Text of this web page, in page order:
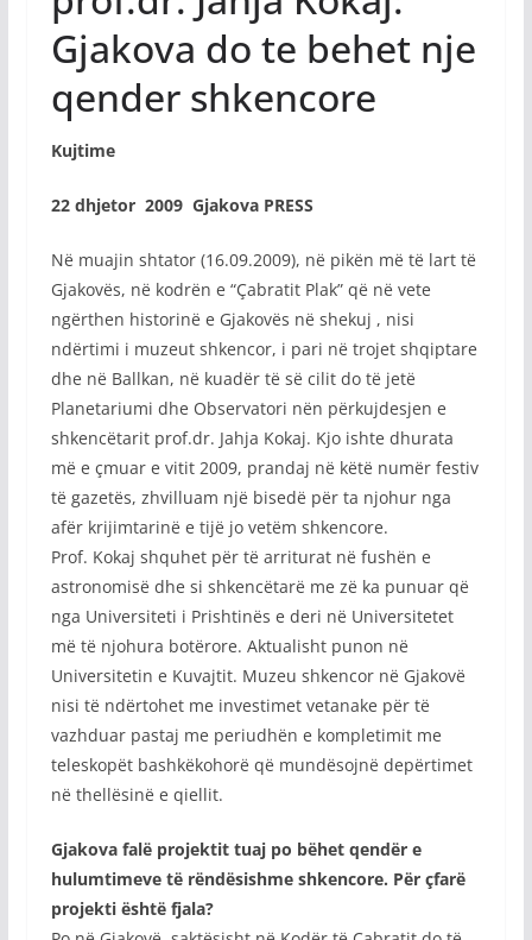
Gjakova do te behet nje
qender shkencore
Kujtime
22 dhjetor 2009 Gjakova PRESS
Në muajin shtator (16.09.2009), në pikën më të lart të
Gjakovës, në kodrën e “Çabratit Plak” që në vete
ngërthen historinë e Gjakovës në shekuj , nisi
ndërtimi i muzeut shkencor, i pari në trojet shqiptare
dhe në Ballkan, në kuadër të së cilit do të jetë
Planetariumi dhe Observatori nën përkujdesjen e
shkencëtarit prof.dr. Jahja Kokaj. Kjo ishte dhurata
më e çmuar e vitit 2009, prandaj në këtë numër festiv
të gazetës, zhvilluam një bisedë për ta njohur nga
afër krijimtarinë e tijë jo vetëm shkencore.
Prof. Kokaj shquhet për të arriturat në fushën e
astronomisë dhe si shkencëtarë me zë ka punuar që
nga Universiteti i Prishtinës e deri në Universitetet
më të njohura botërore. Aktualisht punon në
Universitetin e Kuvajtit. Muzeu shkencor në Gjakovë
nisi të ndërtohet me investimet vetanake për të
vazhduar pastaj me periudhën e kompletimit me
teleskopët bashkëkohorë që mundësojnë depërtimet
në thellësinë e qiellit.
Gjakova falë projektit tuaj po bëhet qendër e
hulumtimeve të rëndësishme shkencore. Për çfarë
projekti është fjala?